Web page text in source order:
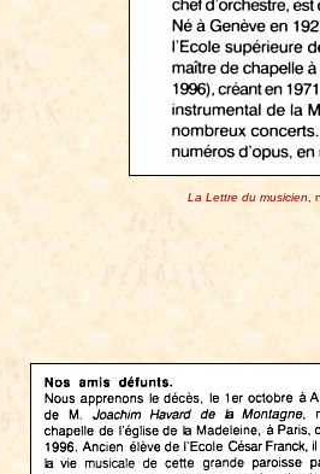
La Lettre du musicien ,